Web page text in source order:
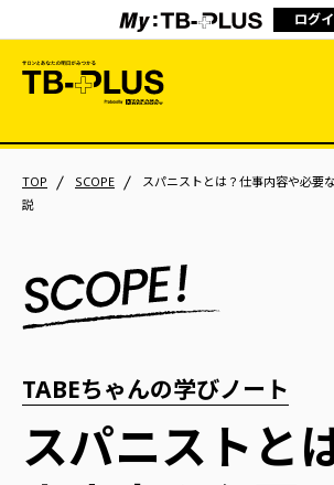
ログ
TOP SCOPE
スパニストとは？仕事内容や必要
説
TABEちゃんの学びノート
スパニストと